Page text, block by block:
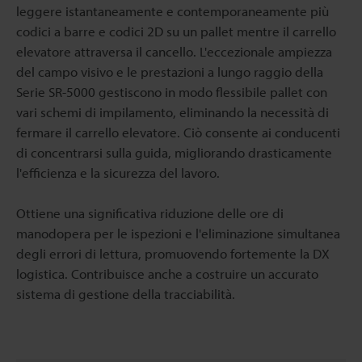
leggere istantaneamente e contemporaneamente più
codici a barre e codici 2D su un pallet mentre il carrello
elevatore attraversa il cancello. L'eccezionale ampiezza
del campo visivo e le prestazioni a lungo raggio della
Serie SR-5000 gestiscono in modo flessibile pallet con
vari schemi di impilamento, eliminando la necessità di
fermare il carrello elevatore. Ciò consente ai conducenti
di concentrarsi sulla guida, migliorando drasticamente
l'efficienza e la sicurezza del lavoro.
Ottiene una significativa riduzione delle ore di
manodopera per le ispezioni e l'eliminazione simultanea
degli errori di lettura, promuovendo fortemente la DX
logistica. Contribuisce anche a costruire un accurato
sistema di gestione della tracciabilità.